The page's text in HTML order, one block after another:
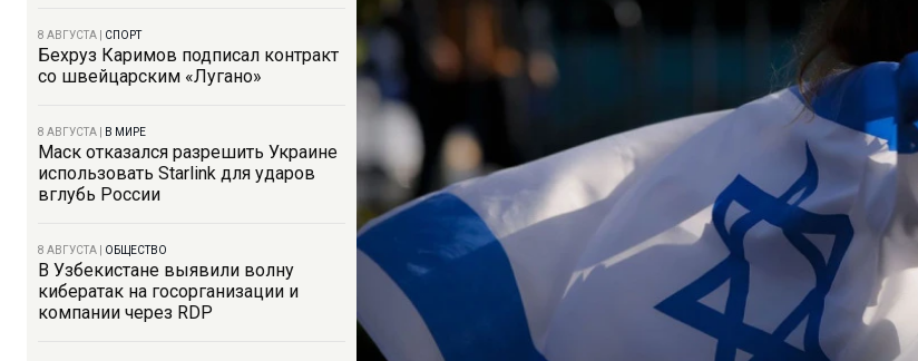
8 АВГУСТА СПОРТ
Бехруз Каримов подписал контракт
со швейцарским «Лугано»
8 АВГУСТА В МИРЕ
Маск отказался разрешить Украине
использовать Starlink для ударов
вглубь России
8 АВГУСТА ОБЩЕСТВО
В Узбекистане выявили волну
кибератак на госорганизации и
компании через RDP